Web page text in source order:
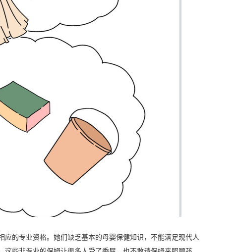
的专业资格。她们缺乏基本的母婴保健知识，不能满足现代人